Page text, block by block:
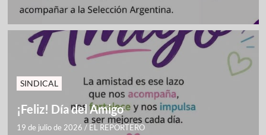
SINDICAL
¡Feliz! Día del Amigo
19 de julio de 2026 / EL REPORTERO